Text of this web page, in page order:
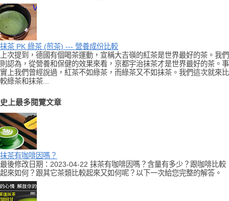
抹茶 PK 綠茶 (煎茶) --- 營養成份比較
上次提到，德國有個喝茶運動，宣稱大吉嶺的紅茶是世界最好的茶。我們
則認為，從營養和保健的效果來看，京都宇治抹茶才是世界最好的茶。事
實上我們曾經說過，紅茶不如綠茶，而綠茶又不如抹茶。我們這次就來比
較綠茶和抹茶...
史上最多閱覽文章
抹茶有咖啡因嗎？
最後修改日期：2023-04-22 抹茶有咖啡因嗎？含量有多少？跟咖啡比較
起來如何？跟其它茶類比較起來又如何呢？以下一次給您完整的解答。